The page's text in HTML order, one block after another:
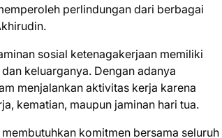
perlindungan dari berbagai
sosial ketenagakerjaan memiliki
keluarganya. Dengan adanya
menjalankan aktivitas kerja karena
kematian, maupun jaminan hari tua.
komitmen bersama seluruh